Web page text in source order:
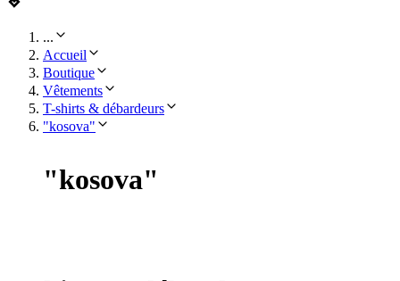
...
Accueil
Boutique
Vêtements
T-shirts & débardeurs
"kosova"
"kosova"